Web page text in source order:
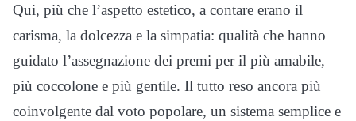
Qui, più che l’aspetto estetico, a contare erano il
carisma, la dolcezza e la simpatia: qualità che hanno
guidato l’assegnazione dei premi per il più amabile,
più coccolone e più gentile. Il tutto reso ancora più
coinvolgente dal voto popolare, un sistema semplice e